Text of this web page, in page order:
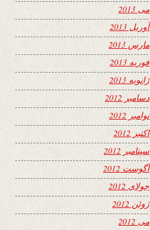
می 2013
آوریل 2013
مارس 2013
فوریه 2013
ژانویه 2013
دسامبر 2012
نوامبر 2012
اکتبر 2012
سپتامبر 2012
آگوست 2012
جولای 2012
ژوئن 2012
می 2012